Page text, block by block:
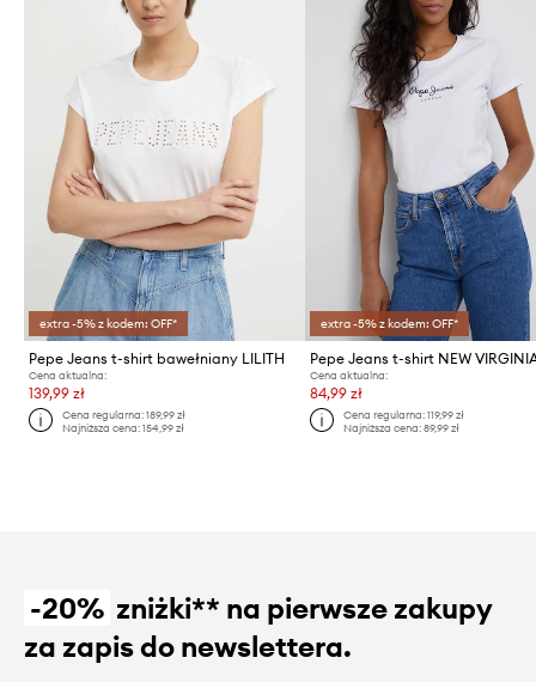
extra -5% z kodem: OFF*
Pepe Jeans t-shirt bawełniany LILITH
Cena aktualna:
139,99 zł
Cena regularna:189,99 zł
Najniższa cena:154,99 zł
extra -5% z kodem: OFF*
Pepe Jeans t-shirt NEW
Cena aktualna:
84,99 zł
Cena regularna: 119,99 zł
Najniższa cena: 89,99 zł
-20% zniżki** na pierwsze zakupy
za zapis do newslettera.